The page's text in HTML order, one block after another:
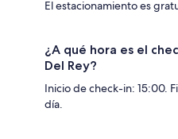
El estacionamiento es
¿A qué hora es el
Del Rey?
Inicio de check-in: 15:00.
día.